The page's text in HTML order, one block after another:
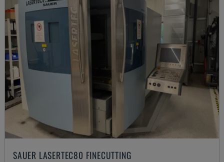
SAUER LASERTEC80 FINECUTTING